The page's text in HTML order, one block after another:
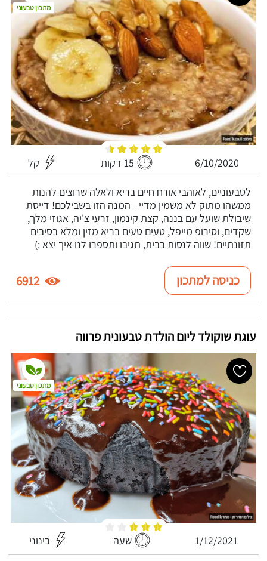
6/10/2020 15 דקות קל
לטבעוניים, לאוהבי אורח חיים בריא ולאלה שרוצים להנות
ממשהו מתוק לא משמין מדיי - המנה הזו בשבילכם! דייסת
שיבולת שועל עם בננה, קצת קינמון, זרעי צ'יה, אגוזי מלך,
שקדים, וסירופ מייפל, טעים טעים בריא מזין ומלא בסיבים
תזונתיים! שווה לנסות בבית, תגיבו ותספרו לנו איך יצא :)
מתכון טבעוני
כניסה למתכון 6912
עוגת שוקולד ליום הולדת טבעונית פרווה
1/12/2021 שעה בינוני
מתכון טבעוני